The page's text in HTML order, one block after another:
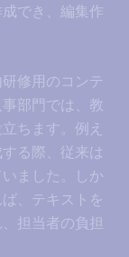
でき、編集作
修用のコンテ
部門では、教
ちます。例え
る際、従来は
ました。しか
、テキストを
担当者の負担